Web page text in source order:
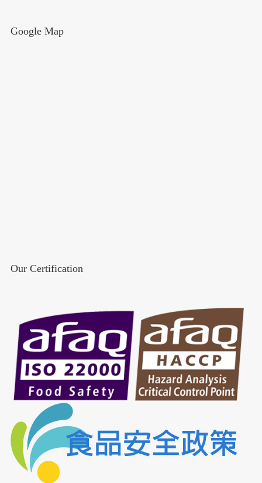
Google Map
Our Certification